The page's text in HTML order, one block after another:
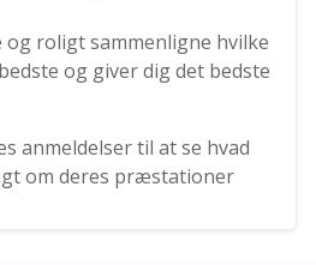
og roligt sammenligne hvilke
og giver dig det bedste
anmeldelser til at se hvad
om deres præstationer